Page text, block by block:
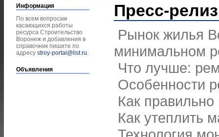
Информация
По всем вопросам
касающихся работы
ресурса Строительство
Воронеж и добавления в
справочник пишите по
адресу stroy-portal@list.ru.
Объявления
Пресс-
Рынок жилья
минимальном
Что лучше:
Особенности
Как правильно
Как утеплить